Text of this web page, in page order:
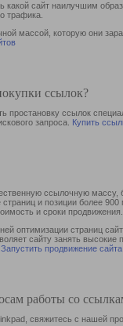
сайт наилучшим
трафика.
массой, которую они
ссылок?
простановку ссылок
запроса. Купить
ссылочную
и позиции более
и сроки продвижения.
оптимизации страниц
сайту занять
Запустить продвижение сайта
работы со
свяжитесь с нашей